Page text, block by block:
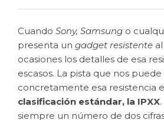
Cuando Sony, Samsung o
presenta un gadget resistente
ocasiones los detalles de esa
escasos. La pista que nos
concretamente esa resistencia
clasificación estándar, la IPXX
siempre un número de dos